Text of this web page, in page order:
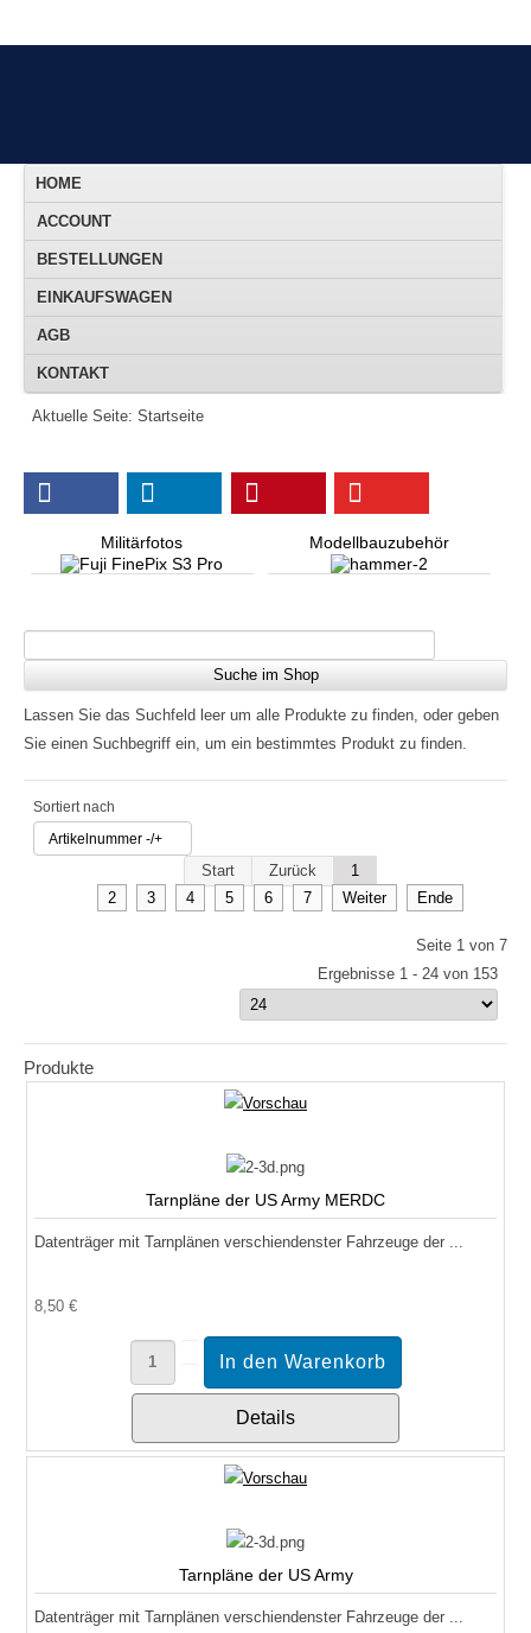
HOME
ACCOUNT
BESTELLUNGEN
EINKAUFSWAGEN
AGB
KONTAKT
Aktuelle Seite: Startseite
Militärfotos Modellbauzubehör
Lassen Sie das Suchfeld leer um alle Produkte zu finden, oder geben
Sie einen Suchbegriff ein, um ein bestimmtes Produkt zu finden.
Sortiert nach
Artikelnummer -/+
Start Zurück
1
2
3 4 5 6 7 Weiter Ende
Seite 1 von 7
Ergebnisse 1 - 24 von 153
Produkte
Tarnpläne der US Army MERDC
Datenträger mit Tarnplänen verschiendenster Fahrzeuge der ...
8,50 €
Details
Tarnpläne der US Army
Datenträger mit Tarnplänen verschiendenster Fahrzeuge der ...